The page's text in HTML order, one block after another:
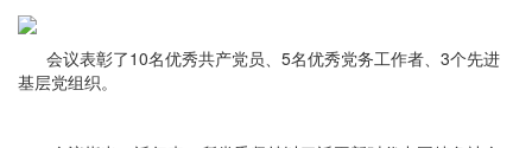
会议表彰了10名优秀共产党员、5名优秀党务工作者、3个先进
基层党组织。